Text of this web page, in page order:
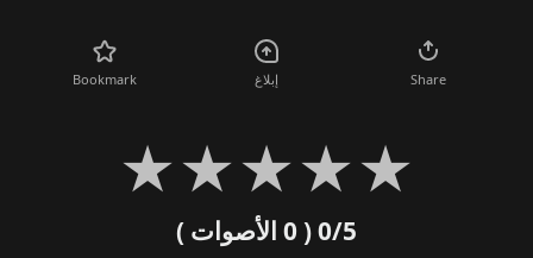
Share إبلاغ Bookmark
★
★
★
★
★
0/5( 0 الأصوات )